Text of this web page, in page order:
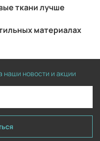
ткани лучше
материалах
наши новости и акции